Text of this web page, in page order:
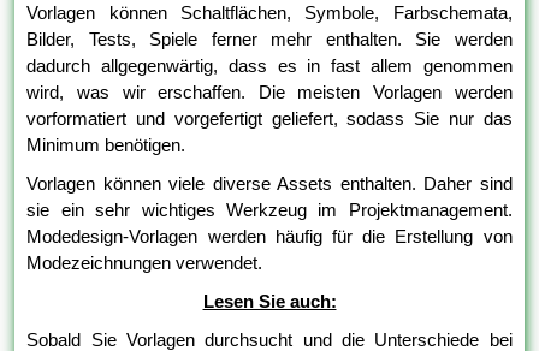
Vorlagen können Schaltflächen, Symbole, Farbschemata,
Bilder, Tests, Spiele ferner mehr enthalten. Sie werden
dadurch allgegenwärtig, dass es in fast allem genommen
wird, was wir erschaffen. Die meisten Vorlagen werden
vorformatiert und vorgefertigt geliefert, sodass Sie nur das
Minimum benötigen.
Vorlagen können viele diverse Assets enthalten. Daher sind
sie ein sehr wichtiges Werkzeug im Projektmanagement.
Modedesign-Vorlagen werden häufig für die Erstellung von
Modezeichnungen verwendet.
Lesen Sie auch:
Sobald Sie Vorlagen durchsucht und die Unterschiede bei